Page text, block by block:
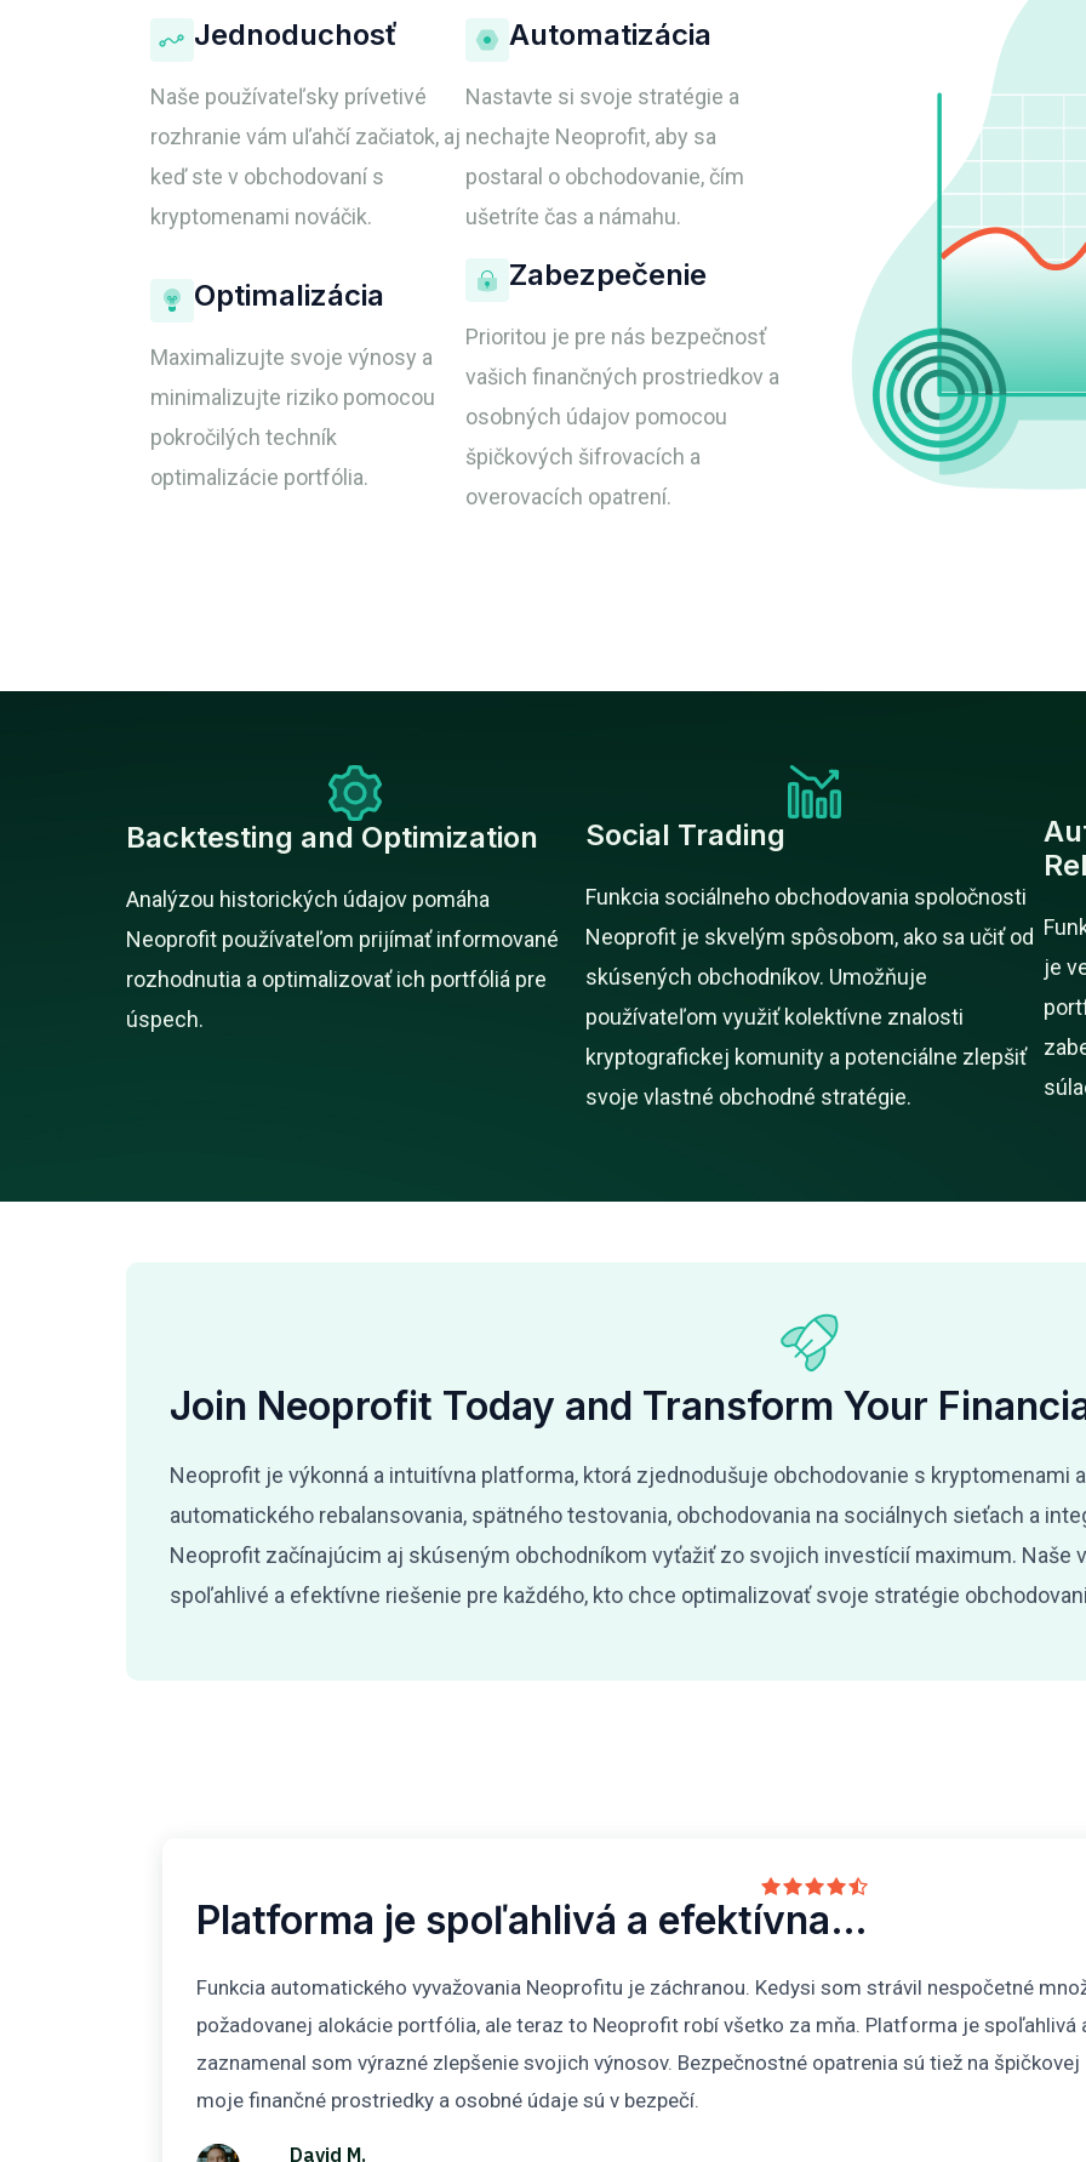
Jednoduchosť
Naše používateľsky prívetivé
rozhranie vám uľahčí začiatok, aj
keď ste v obchodovaní s
kryptomenami nováčik.
Automatizácia
Nastavte si svoje stratégie a
nechajte Neoprofit, aby sa
postaral o obchodovanie, čím
ušetríte čas a námahu.
Optimalizácia
Maximalizujte svoje výnosy a
minimalizujte riziko pomocou
pokročilých techník
optimalizácie portfólia.
Zabezpečenie
Prioritou je pre nás bezpečnosť
vašich finančných prostriedkov a
osobných údajov pomocou
špičkových šifrovacích a
overovacích opatrení.
Backtesting and Optimization
Analýzou historických údajov pomáha
Neoprofit používateľom prijímať informované
rozhodnutia a optimalizovať ich portfóliá pre
úspech.
Social Trading
Funkcia sociálneho obchodovania spoločnosti
Neoprofit je skvelým spôsobom, ako sa učiť od
skúsených obchodníkov. Umožňuje
používateľom využiť kolektívne znalosti
kryptografickej komunity a potenciálne zlepšiť
svoje vlastné obchodné stratégie.
je
Join Neoprofit Today and Transform Your
Neoprofit je výkonná a intuitívna platforma, ktorá zjednodušuje obchodovanie s kryptomenami
automatického rebalansovania, spätného testovania, obchodovania na sociálnych sieťach a
Neoprofit začínajúcim aj skúseným obchodníkom vyťažiť zo svojich investícií maximum. Naše
spoľahlivé a efektívne riešenie pre každého, kto chce optimalizovať svoje stratégie
Platforma je spoľahlivá a efektívna…
Funkcia automatického vyvažovania Neoprofitu je záchranou. Kedysi som strávil nespočetné
požadovanej alokácie portfólia, ale teraz to Neoprofit robí všetko za mňa. Platforma je spoľahlivá
zaznamenal som výrazné zlepšenie svojich výnosov. Bezpečnostné opatrenia sú tiež na
moje finančné prostriedky a osobné údaje sú v bezpečí.
David M.